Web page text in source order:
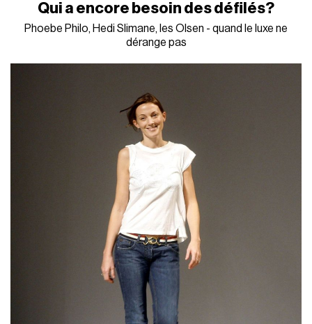
Qui a encore besoin des défilés?
Phoebe Philo, Hedi Slimane, les Olsen - quand le luxe ne
dérange pas